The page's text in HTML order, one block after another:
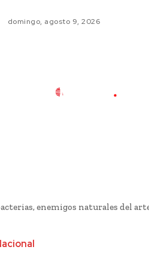
domingo, agosto 9, 2026
enemigos naturales del